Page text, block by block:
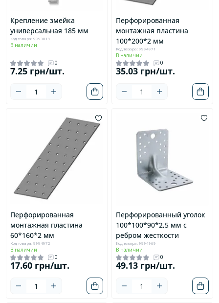
Крепление змейка
универсальная 185 мм
Код товара: 9993819
В наличии
0
7.25 грн/шт.
Перфорированная
монтажная пластина
100*200*2 мм
Код товара: 9994971
В наличии
0
35.03 грн/шт.
Перфорированная
монтажная пластина
60*160*2 мм
Код товара: 9994972
В наличии
0
17.60 грн/шт.
Перфорированный уголок
100*100*90*2,5 мм с
ребром жесткости
Код товара: 9994969
В наличии
0
49.13 грн/шт.